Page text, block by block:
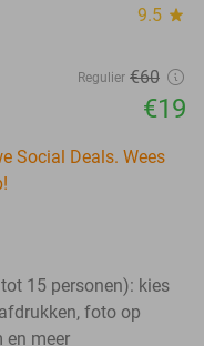
9.5 star
Regulier €60
€19
Social Deals. Wees
15 personen): kies
foto op
en meer